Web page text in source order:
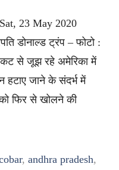
23 May 2020
डोनाल्ड ट्रंप – फोटो :
से जूझ रहे अमेरिका में
हटाए जाने के संदर्भ में
को फिर से खोलने की
, andhra pradesh,